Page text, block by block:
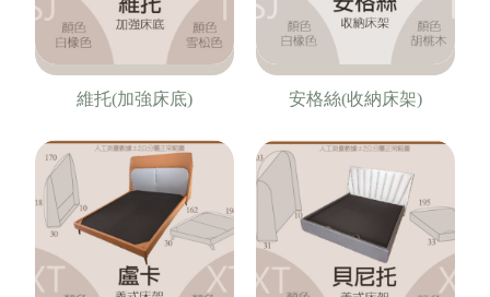
維托(加強床底) 安格絲(收納床架)